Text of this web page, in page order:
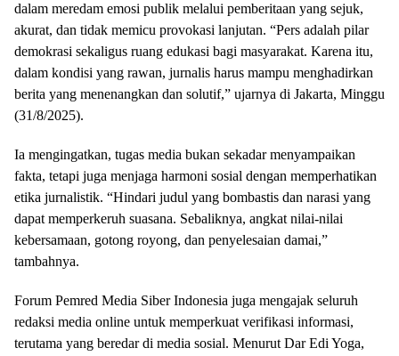
dalam meredam emosi publik melalui pemberitaan yang sejuk,
akurat, dan tidak memicu provokasi lanjutan. “Pers adalah pilar
demokrasi sekaligus ruang edukasi bagi masyarakat. Karena itu,
dalam kondisi yang rawan, jurnalis harus mampu menghadirkan
berita yang menenangkan dan solutif,” ujarnya di Jakarta, Minggu
(31/8/2025).
Ia mengingatkan, tugas media bukan sekadar menyampaikan
fakta, tetapi juga menjaga harmoni sosial dengan memperhatikan
etika jurnalistik. “Hindari judul yang bombastis dan narasi yang
dapat memperkeruh suasana. Sebaliknya, angkat nilai-nilai
kebersamaan, gotong royong, dan penyelesaian damai,”
tambahnya.
Forum Pemred Media Siber Indonesia juga mengajak seluruh
redaksi media online untuk memperkuat verifikasi informasi,
terutama yang beredar di media sosial. Menurut Dar Edi Yoga,